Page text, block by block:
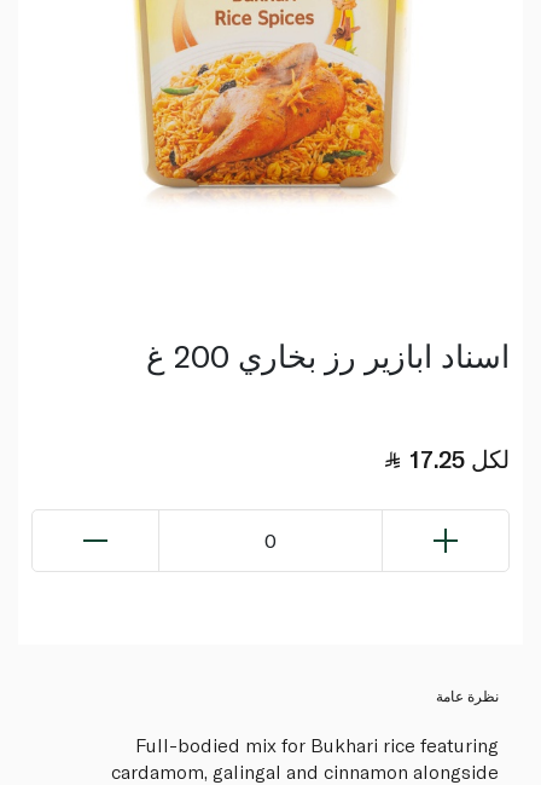
اسناد ابازير رز بخاري 200 غ
17.25 لكل
0
نظرة عامة
Full-bodied mix for Bukhari rice featuring
cardamom, galingal and cinnamon alongside